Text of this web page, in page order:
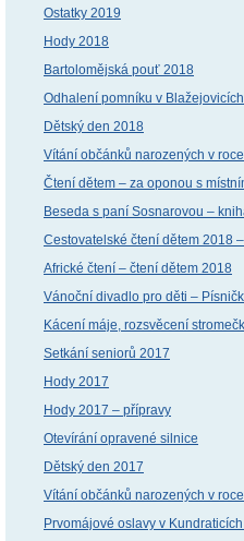
Ostatky 2019
Hody 2018
Bartolomějská pouť 2018
Odhalení pomníku v
Dětský den 2018
Vítání občánků narozených v
Čtení dětem – za oponou s
Beseda s paní Sosnarovou –
Cestovatelské čtení dětem 2018
Africké čtení – čtení dětem 2018
Vánoční divadlo pro děti –
Kácení máje, rozsvěcení
Setkání seniorů 2017
Hody 2017
Hody 2017 – přípravy
Otevírání opravené silnice
Dětský den 2017
Vítání občánků narozených v
Prvomájové oslavy v